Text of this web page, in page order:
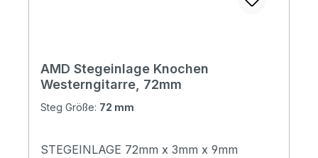
AMD Stegeinlage Knochen
Westerngitarre, 72mm
Steg Größe: 72 mm
STEGEINLAGE 72mm x 3mm x 9mm